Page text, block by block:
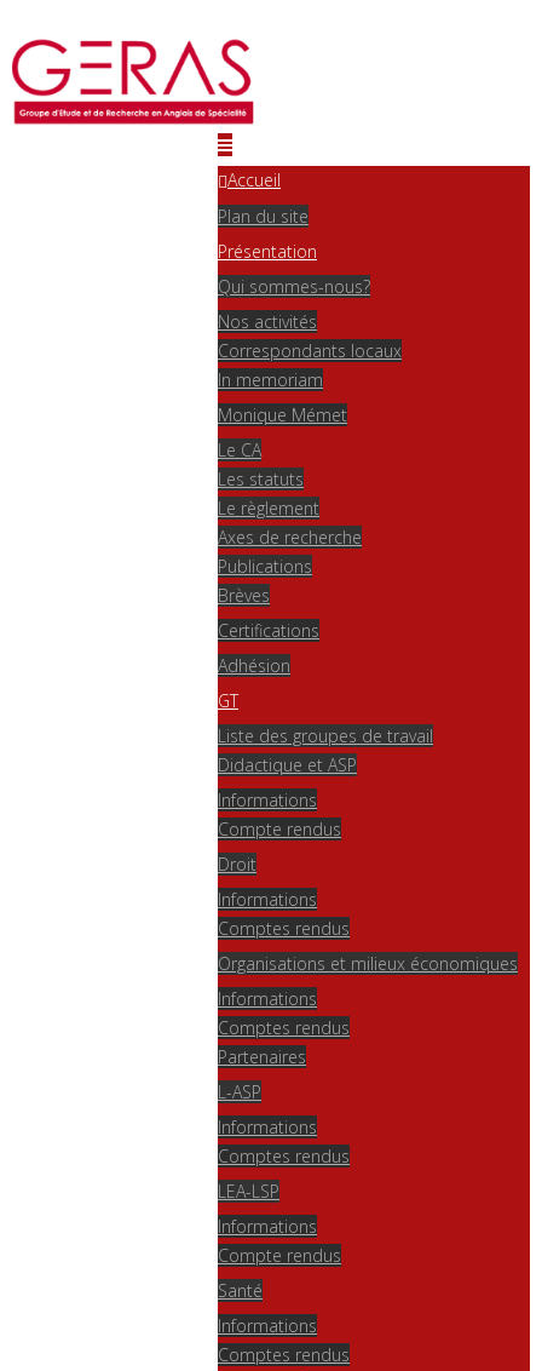
Accueil
Plan du site
Présentation
Qui sommes-nous?
Nos activités
Correspondants locaux
In memoriam
Monique Mémet
Le CA
Les statuts
Le règlement
Axes de recherche
Publications
Brèves
Certifications
Adhésion
GT
Liste des groupes de travail
Didactique et ASP
Informations
Compte rendus
Droit
Informations
Comptes rendus
Organisations et milieux économiques
Informations
Comptes rendus
Partenaires
L-ASP
Informations
Comptes rendus
LEA-LSP
Informations
Compte rendus
Santé
Informations
Comptes rendus